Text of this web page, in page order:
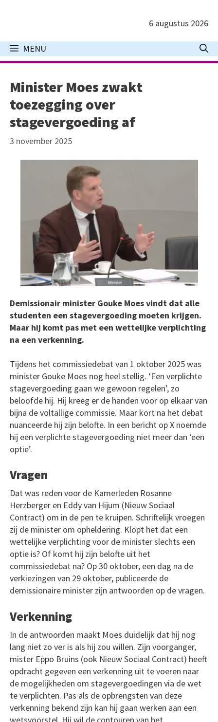
inhoud
6 augustus 2026
MENU
Minister Moes zwakt
toezegging over
stagevergoeding af
3 november 2025
Demissionair minister Gouke Moes vindt dat alle
studenten een stagevergoeding moeten krijgen.
Maar hij komt pas met een wettelijke verplichting
na een verkenning.
Tijdens het commissiedebat van 1 oktober 2025 was
minister Gouke Moes nog heel stellig. ‘Een verplichte
stagevergoeding gaan we gewoon regelen’, zo
beloofde hij. Hij kreeg er de handen voor op elkaar van
bijna de voltallige commissie. Maar kort na het debat
nuanceerde hij zijn belofte. In een bericht op X noemde
hij een verplichte stagevergoeding niet meer dan ‘een
optie’.
Vragen
Dat was reden voor de Kamerleden Rosanne
Herzberger en Eddy van Hijum (Nieuw Sociaal
Contract) om in de pen te kruipen. Schriftelijk vroegen
zij de minister om opheldering. Klopt het dat een
wettelijke verplichting voor de minister slechts een
optie is? Of komt hij zijn belofte uit het
commissiedebat na? Op 30 oktober, een dag na de
verkiezingen van 29 oktober, publiceerde de
demissionaire minister zijn antwoorden op de vragen.
Verkenning
In de antwoorden maakt Moes duidelijk dat hij nog
lang niet zo ver is als hij zou willen. Zijn voorganger,
mister Eppo Bruins (ook Nieuw Sociaal Contract) heeft
opdracht gegeven een verkenning uit te voeren naar
de mogelijkheden om stagevergoedingen via de wet
te verplichten. Pas als de opbrengsten van deze
verkenning bekend zijn kan hij gaan werken aan een
wetsvoorstel. Hij wil de contouren van het